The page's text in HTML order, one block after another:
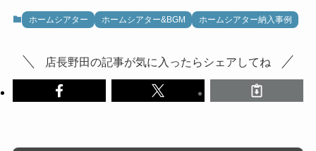
ホームシアター ホームシアター&BGM ホームシアター納入事例
店長野田の記事が気に入ったらシェアしてね